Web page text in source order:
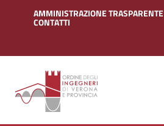
AMMINISTRAZIONE TRASPARENTE
CONTATTI